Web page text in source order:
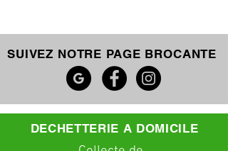
SUIVEZ NOTRE PAGE BROCANTE
DECHETTERIE A DOMICILE